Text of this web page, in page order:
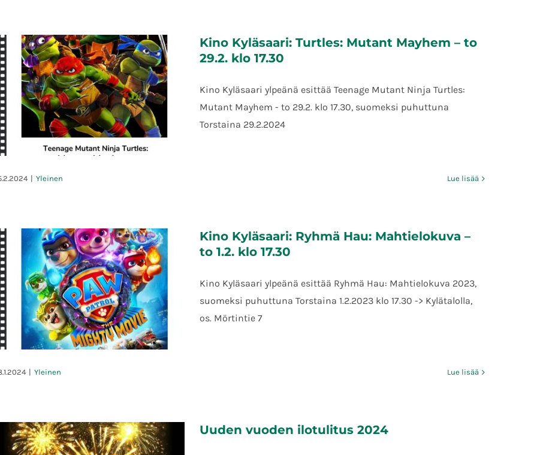
Palmusunnuntain kirppis ja
myyjäiset
Kino Kyläsaari: Turtles: Mutant
Mayhem – to 29.2. klo 17.30
Kino Kyläsaari: Turtles: Mutant Mayhem – to
29.2. klo 17.30
Kino Kyläsaari ylpeänä esittää Teenage Mutant Ninja Turtles:
Mutant Mayhem - to 29.2. klo 17.30, suomeksi puhuttuna
Torstaina 29.2.2024
| Yleinen Lue lisää
Kino Kyläsaari: Ryhmä Hau:
Mahtielokuva – to 1.2. klo 17.30
Kino Kyläsaari: Ryhmä Hau: Mahtielokuva –
to 1.2. klo 17.30
Kino Kyläsaari ylpeänä esittää Ryhmä Hau: Mahtielokuva 2023,
suomeksi puhuttuna Torstaina 1.2.2023 klo 17.30 -> Kylätalolla,
os. Mörtintie 7
| Yleinen Lue lisää
Uuden vuoden ilotulitus 2024